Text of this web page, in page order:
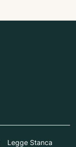
Legge Stanca